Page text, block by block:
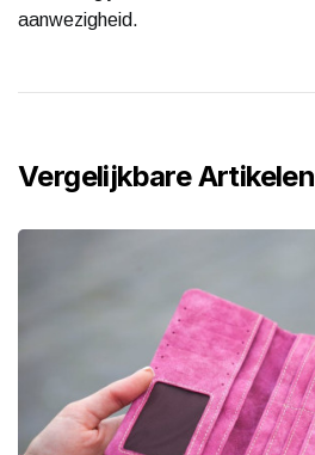
aanwezigheid.
Vergelijkbare Artikelen